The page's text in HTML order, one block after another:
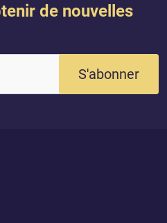
de nouvelles
S'abonner